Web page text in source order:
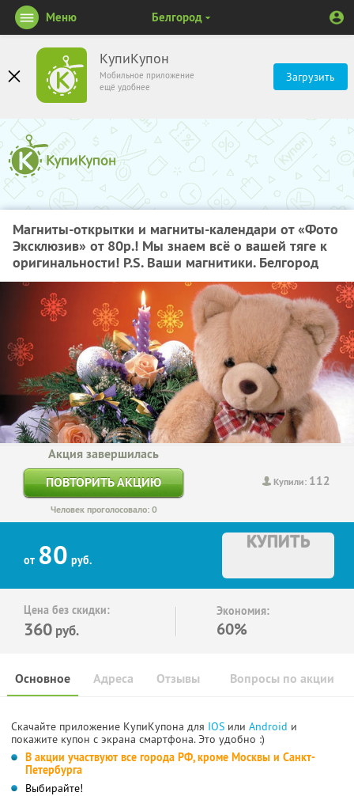
КупиКупон
Мобильное приложение
ещё удобнее
Загрузить
Меню Белгород
Магниты-открытки и магниты-календари от «Фото
Эксклюзив» от 80р.! Мы знаем всё о вашей тяге к
оригинальности! P.S. Ваши магнитики. Белгород
Купили: 112
Акция завершилась
ПОВТОРИТЬ АКЦИЮ
Человек проголосовало: 0
от 80 руб.
КУПИТЬ
Цена без скидки:
360 руб.
Экономия:
60%
Основное Отзывы Вопросы по акции
Адреса
Скачайте приложение КупиКупона для IOS или Android и
покажите купон с экрана смартфона. Это удобно :)
В акции участвуют все города РФ, кроме Москвы и Санкт-
Петербурга
Выбирайте!